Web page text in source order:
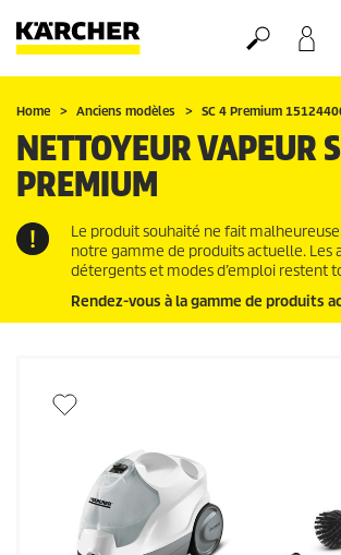
Panier
Mes Favoris
Home Anciens modèles SC 4 Premium
NETTOYEUR VAPEUR
PREMIUM
Le produit souhaité ne fait
notre gamme de produits actuelle. Les
détergents et modes d’emploi restent
Rendez-vous à la gamme de produits